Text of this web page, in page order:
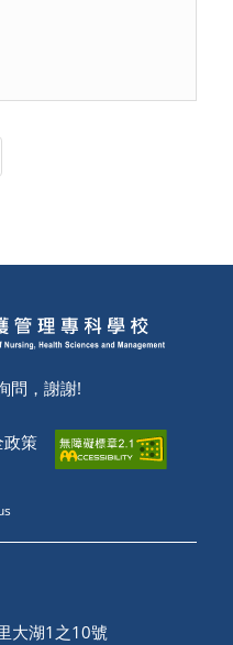
頁
問，謝謝!
策
大湖1之10號